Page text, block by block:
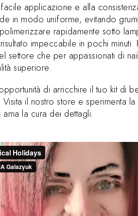
applicazione e alla
in modo uniforme, evitando
rapidamente sotto
impeccabile in pochi
settore che per appassionati di
superiore.
di arricchire il tuo kit di
Visita il nostro store e sperimenta
la cura dei dettagli.